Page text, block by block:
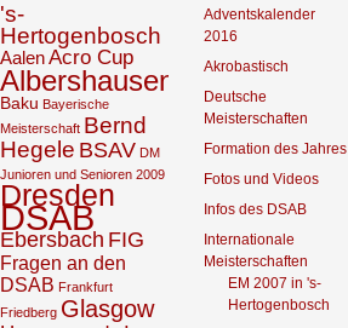
's-
Hertogenbosch
AalenAcro Cup
Albershausen
Baku Bayerische
Meisterschaft Bernd
Hegele BSAV DM
Junioren und Senioren 2009
Dresden
DSAB
Ebersbach FIG
Fragen an den
DSAB Frankfurt
Friedberg Glasgow
Adventskalender
2016
Akrobastisch
Deutsche
Meisterschaften
Formation des Jahres
Fotos und Videos
Infos des DSAB
Internationale
Meisterschaften
EM 2007 in 's-
Hertogenbosch